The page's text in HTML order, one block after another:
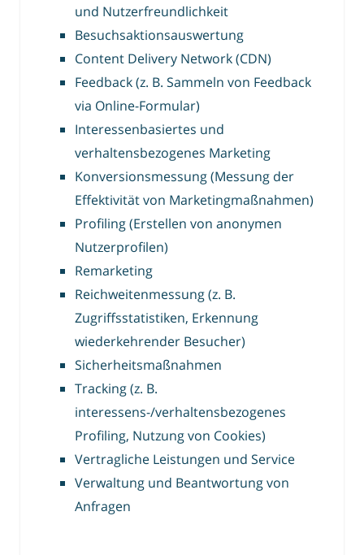
und Nutzerfreundlichkeit
Besuchsaktionsauswertung
Content Delivery Network (CDN)
Feedback (z. B. Sammeln von Feedback
via Online-Formular)
Interessenbasiertes und
verhaltensbezogenes Marketing
Konversionsmessung (Messung der
Effektivität von Marketingmaßnahmen)
Profiling (Erstellen von anonymen
Nutzerprofilen)
Remarketing
Reichweitenmessung (z. B.
Zugriffsstatistiken, Erkennung
wiederkehrender Besucher)
Sicherheitsmaßnahmen
Tracking (z. B.
interessens-/verhaltensbezogenes
Profiling, Nutzung von Cookies)
Vertragliche Leistungen und Service
Verwaltung und Beantwortung von
Anfragen